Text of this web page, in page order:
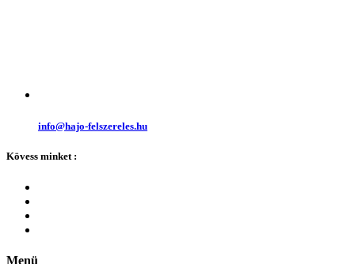
info@hajo-felszereles.hu
Kövess minket :
Menü